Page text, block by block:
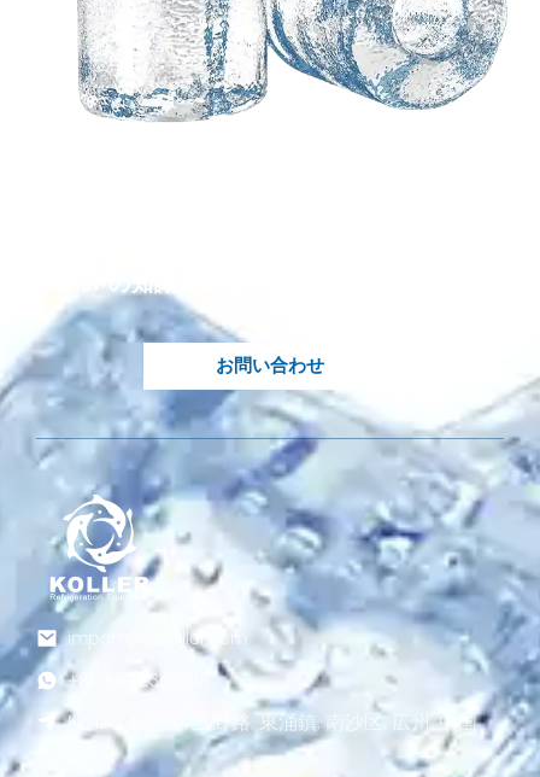
あなたのアイデアに基
Koller の知識豊富なエンジニアがご対応いた
お問い合わせ
import@gzkoller.com
+86 181 2236 8318
No.120 秦龍街, 立野路, 東涌鎮, 南沙区, 広州, 中国